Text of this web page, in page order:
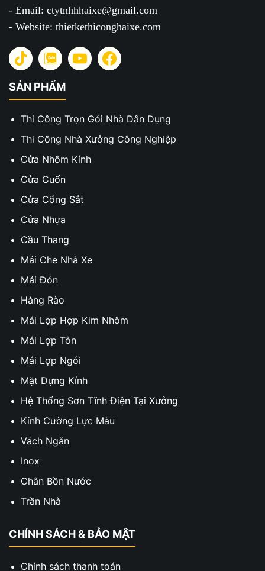
- Email: ctytnhhhaixe@gmail.com
- Website: thietkethiconghaixe.com
SẢN PHẨM
Thi Công Trọn Gói Nhà Dân Dụng
Thi Công Nhà Xưởng Công Nghiệp
Cửa Nhôm Kính
Cửa Cuốn
Cửa Cổng Sắt
Cửa Nhựa
Cầu Thang
Mái Che Nhà Xe
Mái Đón
Hàng Rào
Mái Lợp Hợp Kim Nhôm
Mái Lợp Tôn
Mái Lợp Ngói
Mặt Dựng Kính
Hệ Thống Sơn Tĩnh Điện Tại Xưởng
Kính Cường Lực Màu
Vách Ngăn
Inox
Chân Bồn Nước
Trần Nhà
CHÍNH SÁCH & BẢO MẬT
Chính sách thanh toán